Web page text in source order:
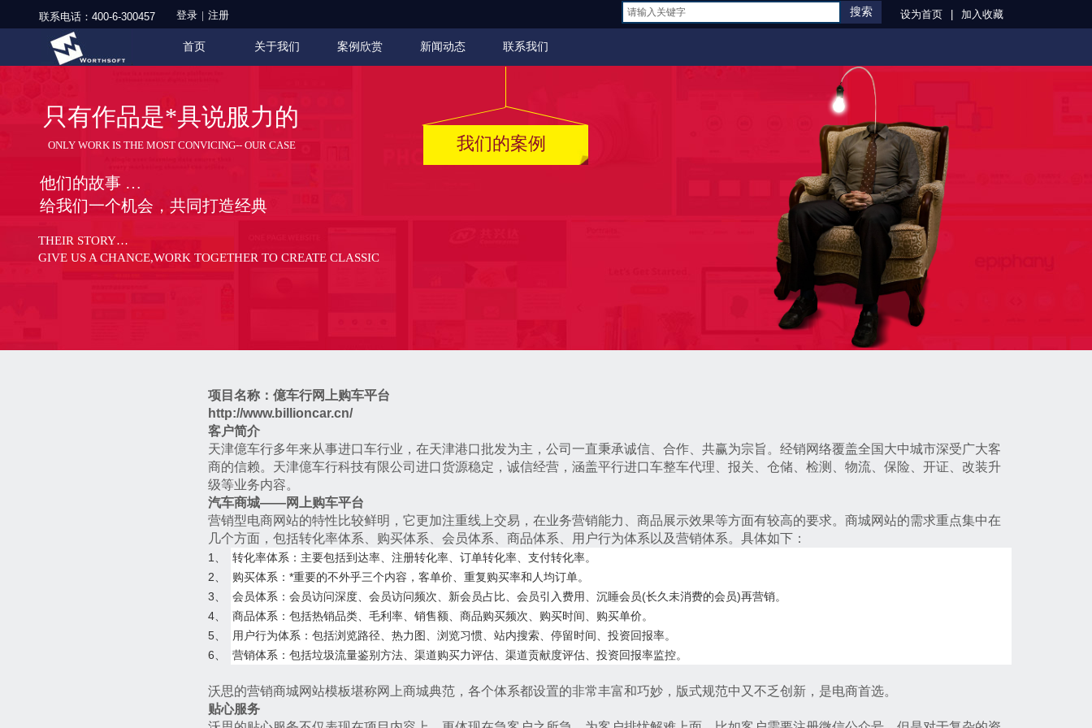
设为首页 加入收藏
搜索
登录 | 注册
联系电话： 400-6-300457
首页 关于我们 案例欣赏 新闻动态 联系我们
THEIR STORY…
GIVE US A CHANCE,WORK TOGETHER TO CREATE CLASSIC
只有作品是*具说服力的
我们的案例
他们的故事 …
给我们一个机会，共同打造经典
ONLY WORK IS THE MOST CONVICING-- OUR CASE
项目名称：億车行网上购车平台
http://www.billioncar.cn/
客户简介
天津億车行多年来从事进口车行业，在天津港口批发为主，公司一直秉承诚信、合作、共赢为宗旨。经销网络覆盖全国大中城市深受广大客
商的信赖。天津億车行科技有限公司进口货源稳定，诚信经营，涵盖平行进口车整车代理、报关、仓储、检测、物流、保险、开证、改装升
级等业务内容。
汽车商城——网上购车平台
营销型电商网站的特性比较鲜明，它更加注重线上交易，在业务营销能力、商品展示效果等方面有较高的要求。商城网站的需求重点集中在
几个方面，包括转化率体系、购买体系、会员体系、商品体系、用户行为体系以及营销体系。具体如下：
1、
转化率体系：主要包括到达率、注册转化率、订单转化率、支付转化率。
2、
购买体系：*重要的不外乎三个内容，客单价、重复购买率和人均订单。
3、
会员体系：会员访问深度、会员访问频次、新会员占比、会员引入费用、沉睡会员(长久未消费的会员)再营销。
4、
商品体系：包括热销品类、毛利率、销售额、商品购买频次、购买时间、购买单价。
5、
用户行为体系：包括浏览路径、热力图、浏览习惯、站内搜索、停留时间、投资回报率。
6、
营销体系：包括垃圾流量鉴别方法、渠道购买力评估、渠道贡献度评估、投资回报率监控。
沃思的营销商城网站模板堪称网上商城典范，各个体系都设置的非常丰富和巧妙，版式规范中又不乏创新，是电商首选。
贴心服务